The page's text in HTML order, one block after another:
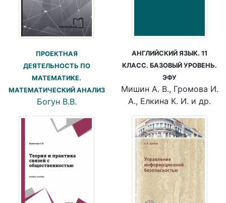
ПРОЕКТНАЯ
ДЕЯТЕЛЬНОСТЬ ПО
МАТЕМАТИКЕ.
МАТЕМАТИЧЕСКИЙ АНАЛИЗ
Богун В.В.
АНГЛИЙСКИЙ ЯЗЫК. 11
КЛАСС. БАЗОВЫЙ УРОВЕНЬ.
ЭФУ
Мишин А. В., Громова И.
А., Елкина К. И. и др.